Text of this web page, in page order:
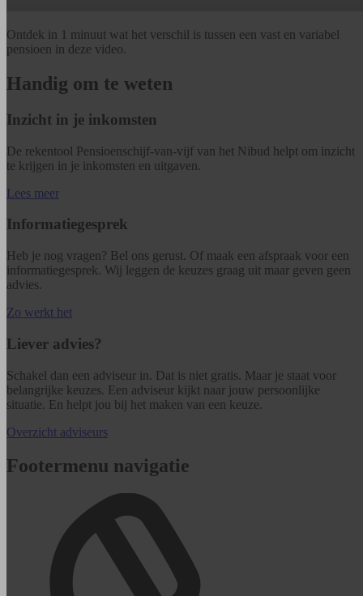
Ontdek in 1 minuut wat het verschil is tussen een vast en variabel
pensioen in deze video.
Handig om te weten
Inzicht in je inkomsten
De rekentool Pensioenschijf-van-vijf van het Nibud helpt om inzicht
te krijgen in je inkomsten en uitgaven.
Lees meer
Informatiegesprek
Heb je nog vragen? Bel ons gerust. Of maak een afspraak voor een
informatiegesprek. Wij leggen de keuzes graag uit maar geven geen
advies.
Zo werkt het
Liever advies?
Schakel dan een adviseur in. Dat is niet gratis. Maar je staat voor
belangrijke keuzes. Een adviseur kijkt naar jouw persoonlijke
situatie. En helpt jou bij het maken van een keuze.
Overzicht adviseurs
Footermenu navigatie